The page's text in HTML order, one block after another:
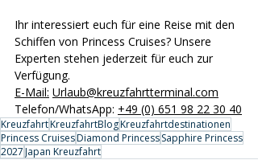
Ihr interessiert euch für eine Reise mit den
Schiffen von Princess Cruises? Unsere
Experten stehen jederzeit für euch zur
Verfügung.
E-Mail: Urlaub@kreuzfahrtterminal.com
Telefon/WhatsApp: +49 (0) 651 98 22 30 40
KreuzfahrtKreuzfahrtBlogKreuzfahrtdestinationen
Princess CruisesDiamond PrincessSapphire Princess
2027Japan Kreuzfahrt